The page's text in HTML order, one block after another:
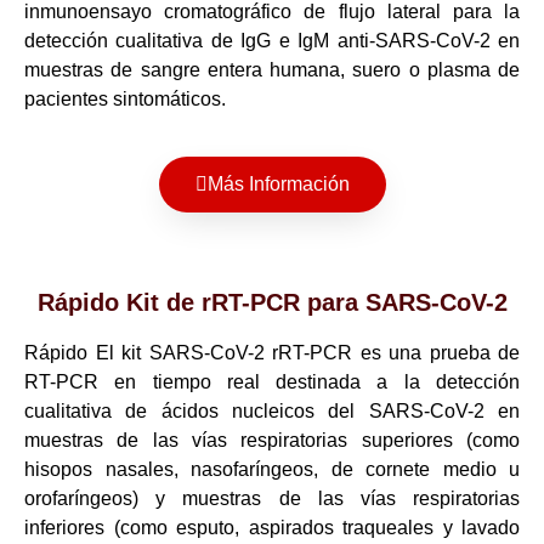
inmunoensayo cromatográfico de flujo lateral para la
detección cualitativa de IgG e IgM anti-SARS-CoV-2 en
muestras de sangre entera humana, suero o plasma de
pacientes sintomáticos.
Más Información
Rápido Kit de rRT-PCR para SARS-CoV-2
Rápido El kit SARS-CoV-2 rRT-PCR es una prueba de
RT-PCR en tiempo real destinada a la detección
cualitativa de ácidos nucleicos del SARS-CoV-2 en
muestras de las vías respiratorias superiores (como
hisopos nasales, nasofaríngeos, de cornete medio u
orofaríngeos) y muestras de las vías respiratorias
inferiores (como esputo, aspirados traqueales y lavado